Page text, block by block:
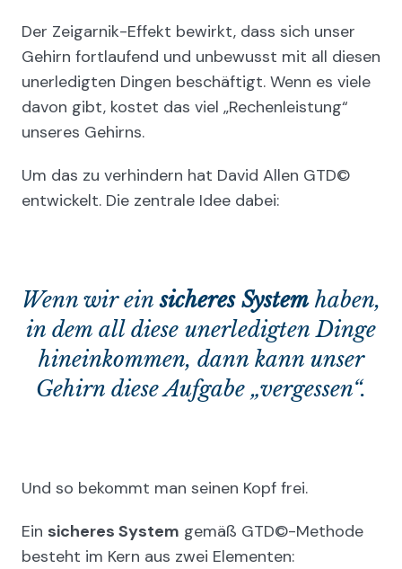
Der Zeigarnik-Effekt bewirkt, dass sich unser
Gehirn fortlaufend und unbewusst mit all diesen
unerledigten Dingen beschäftigt. Wenn es viele
davon gibt, kostet das viel „Rechenleistung“
unseres Gehirns.
Um das zu verhindern hat David Allen GTD©
entwickelt. Die zentrale Idee dabei:
Wenn wir einsicheres Systemhaben,
in dem all diese unerledigten Dinge
hineinkommen, dann kann unser
Gehirn diese Aufgabe „vergessen“.
Und so bekommt man seinen Kopf frei.
Ein sicheres System gemäß GTD©-Methode
besteht im Kern aus zwei Elementen: